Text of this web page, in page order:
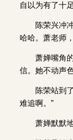
自以为有了十
陈荣兴冲
哈哈。萧老师
萧婵嘴角
信。她不动声
陈荣站到
难追啊。”
萧婵默默